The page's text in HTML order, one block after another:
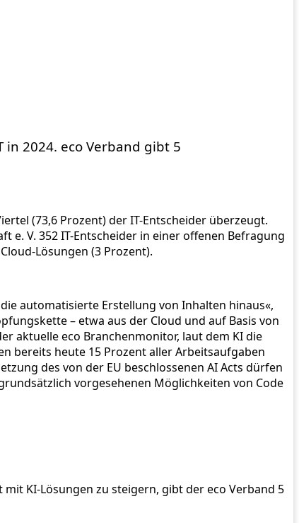
2024. eco Verband gibt 5
(73,6 Prozent) der IT-Entscheider überzeugt.
e. V. 352 IT-Entscheider in einer offenen Befragung
Lösungen (3 Prozent).
automatisierte Erstellung von Inhalten hinaus«,
– etwa aus der Cloud und auf Basis von
aktuelle eco Branchenmonitor, laut dem KI die
bereits heute 15 Prozent aller Arbeitsaufgaben
des von der EU beschlossenen AI Acts dürfen
vorgesehenen Möglichkeiten von Code
KI-Lösungen zu steigern, gibt der eco Verband 5